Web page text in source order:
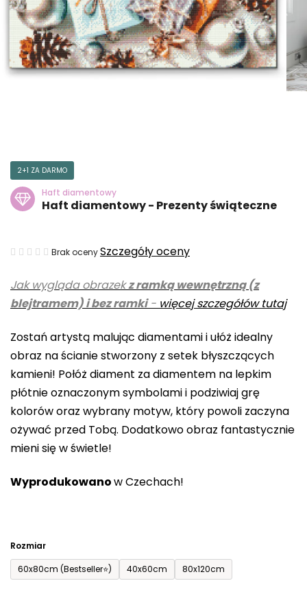
Jak wygląda obrazekz ramką wewnętrzną (z
blejtramem) i bez ramki- więcej szczegółów tutaj
Zostań artystą malując diamentami i ułóż idealny
obraz na ścianie stworzony z setek błyszczących
kamieni! Połóż diament za diamentem na lepkim
płótnie oznaczonym symbolami i podziwiaj grę
kolorów oraz wybrany motyw, który powoli zaczyna
ożywać przed Tobą. Dodatkowo obraz fantastycznie
mieni się w świetle!
Wyprodukowanow Czechach!
Rozmiar
60x80cm (Bestseller⭐)
40x60cm 80x120cm
2+1 ZA DARMO
Haft diamentowy
Haft diamentowy - Prezenty świąteczne
Średnia
produktu
wynosi
na
5
gwiazdek.
Brak ocenySzczegóły oceny